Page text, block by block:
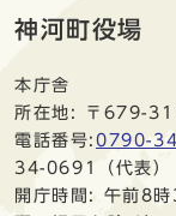
神河町役場
本庁舎
所在地: 〒679-
電話番号: 0790-
34-0691（代表）
開庁時間: 午前8